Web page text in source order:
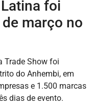
foi
março no
Trade Show foi
do Anhembi, em
e 1.500 marcas
dias de evento.